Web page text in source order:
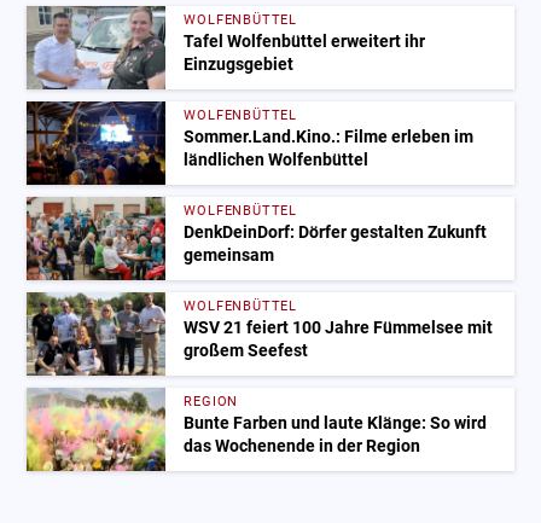
WOLFENBÜTTEL
Tafel Wolfenbüttel erweitert ihr
Einzugsgebiet
WOLFENBÜTTEL
Sommer.Land.Kino.: Filme erleben im
ländlichen Wolfenbüttel
WOLFENBÜTTEL
DenkDeinDorf: Dörfer gestalten Zukunft
gemeinsam
WOLFENBÜTTEL
WSV 21 feiert 100 Jahre Fümmelsee mit
großem Seefest
REGION
Bunte Farben und laute Klänge: So wird
das Wochenende in der Region